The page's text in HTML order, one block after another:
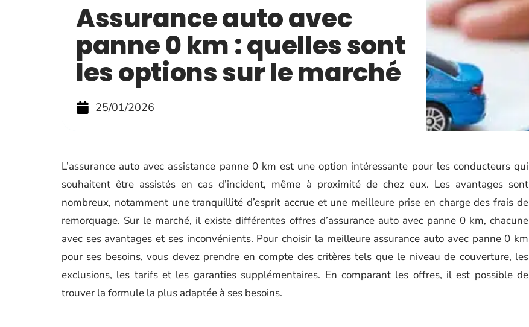
Assurance auto avec
panne 0 km : quelles sont
les options sur le marché
25/01/2026
L’assurance auto avec assistance panne 0 km est une option intéressante pour les conducteurs qui
souhaitent être assistés en cas d’incident, même à proximité de chez eux. Les avantages sont
nombreux, notamment une tranquillité d’esprit accrue et une meilleure prise en charge des frais de
remorquage. Sur le marché, il existe différentes offres d’assurance auto avec panne 0 km, chacune
avec ses avantages et ses inconvénients. Pour choisir la meilleure assurance auto avec panne 0 km
pour ses besoins, vous devez prendre en compte des critères tels que le niveau de couverture, les
exclusions, les tarifs et les garanties supplémentaires. En comparant les offres, il est possible de
trouver la formule la plus adaptée à ses besoins.